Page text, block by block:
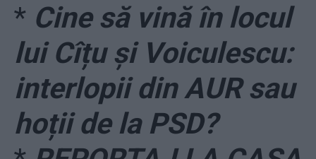
* Cine să vină în locul
lui Cîțu și Voiculescu:
interlopii din AUR sau
hoții de la PSD?